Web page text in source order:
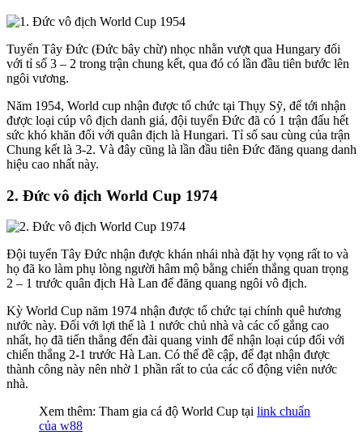
Tuyển Tây Đức (Đức bây chừ) nhọc nhằn vượt qua Hungary đối
với tỉ số 3 – 2 trong trận chung kết, qua đó có lần đầu tiên bước lên
ngôi vương.
Năm 1954, World cup nhận được tổ chức tại Thụy Sỹ, để tới nhận
được loại cúp vô địch danh giá, đội tuyển Đức đã có 1 trận đấu hết
sức khó khăn đối với quân địch là Hungari. Tỉ số sau cùng của trận
Chung kết là 3-2. Và đây cũng là lần đầu tiên Đức đăng quang danh
hiệu cao nhất này.
2. Đức vô địch World Cup 1974
Đội tuyển Tây Đức nhận được khán nhái nhà đặt hy vọng rất to và
họ đã ko làm phụ lòng người hâm mộ bằng chiến thắng quan trọng
2 – 1 trước quân địch Hà Lan để đăng quang ngôi vô địch.
Kỳ World Cup năm 1974 nhận được tổ chức tại chính quê hương
nước này. Đối với lợi thế là 1 nước chủ nhà và các cố gắng cao
nhất, họ đã tiến thẳng đến đài quang vinh để nhận loại cúp đối với
chiến thắng 2-1 trước Hà Lan. Có thể đề cập, để đạt nhận được
thành công này nên nhờ 1 phần rất to của các cổ động viên nước
nhà.
Xem thêm: Tham gia cá độ World Cup tại link chuẩn
của w88